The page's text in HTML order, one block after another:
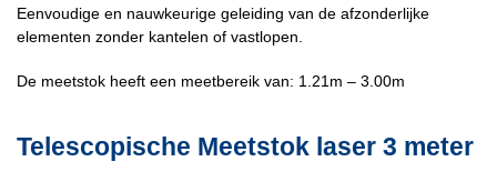
Eenvoudige en nauwkeurige geleiding van de afzonderlijke
elementen zonder kantelen of vastlopen.
De meetstok heeft een meetbereik van: 1.21m – 3.00m
Telescopische Meetstok laser 3 meter